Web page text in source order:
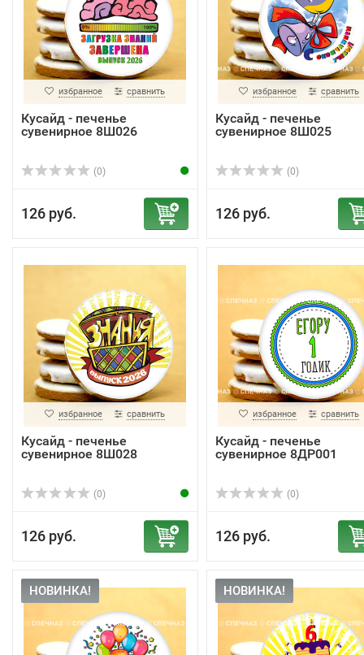
избранное сравнить
Кусайд - печенье
сувенирное 8Ш026
(0)
126 руб.
избранное сравнить
Кусайд - печенье
сувенирное 8Ш025
(0)
126 руб.
избранное сравнить
Кусайд - печенье
сувенирное 8Ш028
(0)
126 руб.
избранное сравнить
Кусайд - печенье
сувенирное 8ДР001
(0)
126 руб.
НОВИНКА! НОВИНКА!